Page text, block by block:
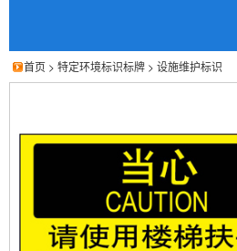
首页 > 特定环境标识标牌 > 设施维护标识
特定环境 设